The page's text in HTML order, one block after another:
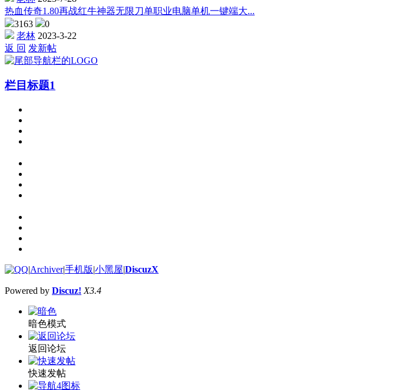
热血传奇1.80再战红牛神器无限刀单职业电脑单机一键端大...
3163
0
老林 2023-3-22
返 回 发新帖
栏目标题1
|Archiver|手机版|小黑屋|DiscuzX
Powered by Discuz! X3.4
暗色模式
返回论坛
快速发帖